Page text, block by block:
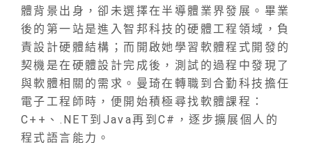
體背景出身，卻未選擇在半導體業界發展。畢業
後的第一站是進入智邦科技的硬體工程領域，負
責設計硬體結構；而開啟她學習軟體程式開發的
契機是在硬體設計完成後，測試的過程中發現了
與軟體相關的需求。曼琦在轉職到合勤科技擔任
電子工程師時，便開始積極尋找軟體課程：
C++、.NET到Java再到C#，逐步擴展個人的
程式語言能力。